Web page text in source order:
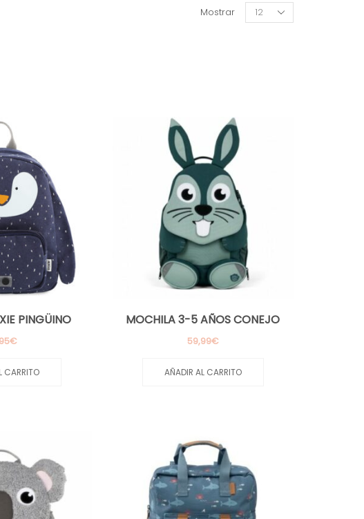
Mostrar
Products
per
PINGÜINO
€
CARRITO
MOCHILA 3-5 AÑOS CONEJO
59,99€
AÑADIR AL CARRITO